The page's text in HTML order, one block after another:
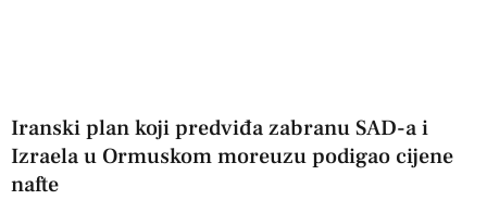
Iranski plan koji predviđa zabranu SAD-a i
Izraela u Ormuskom moreuzu podigao cijene
nafte